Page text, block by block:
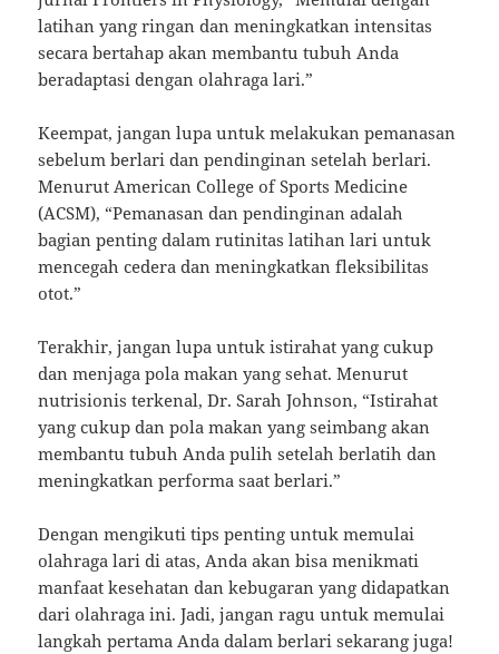
latihan yang ringan dan meningkatkan intensitas
secara bertahap akan membantu tubuh Anda
beradaptasi dengan olahraga lari.”
Keempat, jangan lupa untuk melakukan pemanasan
sebelum berlari dan pendinginan setelah berlari.
Menurut American College of Sports Medicine
(ACSM), “Pemanasan dan pendinginan adalah
bagian penting dalam rutinitas latihan lari untuk
mencegah cedera dan meningkatkan fleksibilitas
otot.”
Terakhir, jangan lupa untuk istirahat yang cukup
dan menjaga pola makan yang sehat. Menurut
nutrisionis terkenal, Dr. Sarah Johnson, “Istirahat
yang cukup dan pola makan yang seimbang akan
membantu tubuh Anda pulih setelah berlatih dan
meningkatkan performa saat berlari.”
Dengan mengikuti tips penting untuk memulai
olahraga lari di atas, Anda akan bisa menikmati
manfaat kesehatan dan kebugaran yang didapatkan
dari olahraga ini. Jadi, jangan ragu untuk memulai
langkah pertama Anda dalam berlari sekarang juga!